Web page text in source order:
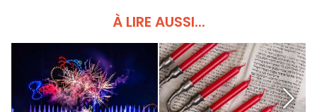
À LIRE AUSSI...